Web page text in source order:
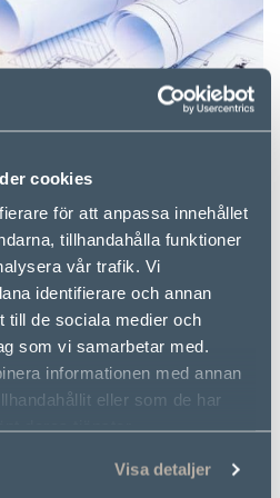
cookies
för att anpassa innehållet
tillhandahålla funktioner
vår trafik. Vi
identifierare och annan
till de sociala medier och
som vi samarbetar med.
informationen med annan
eller som de har
deras tjänster.
Visa detaljer
hus med VästkustStugan
Läs mer här.